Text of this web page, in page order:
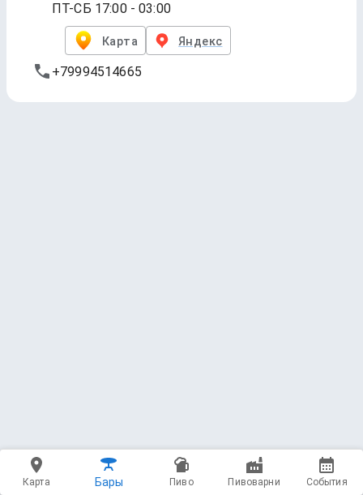
ПТ-СБ 17:00 - 03:00
Карта Яндекс
+79994514665
Карта Бары Пиво Пивоварни События